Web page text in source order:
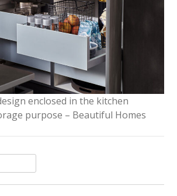
enclosed in the kitchen
purpose – Beautiful Homes